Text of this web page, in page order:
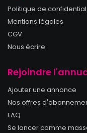
Politique de
Mentions légales
CGV
Nous écrire
Rejoindre
Ajouter une annonce
Nos offres
FAQ
Se lancer comme